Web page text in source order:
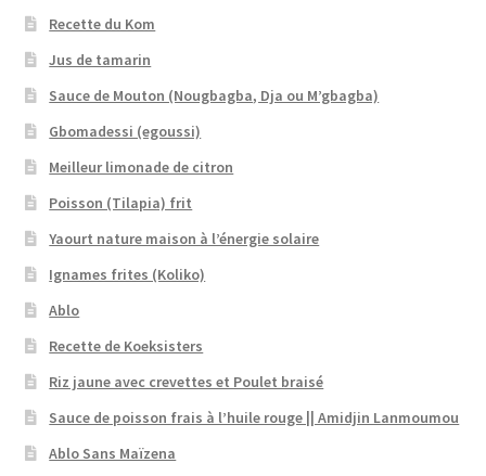
Recette du Kom
Jus de tamarin
Sauce de Mouton (Nougbagba, Dja ou M’gbagba)
Gbomadessi (egoussi)
Meilleur limonade de citron
Poisson (Tilapia) frit
Yaourt nature maison à l’énergie solaire
Ignames frites (Koliko)
Ablo
Recette de Koeksisters
Riz jaune avec crevettes et Poulet braisé
Sauce de poisson frais à l’huile rouge || Amidjin Lanmoumou
Ablo Sans Maïzena